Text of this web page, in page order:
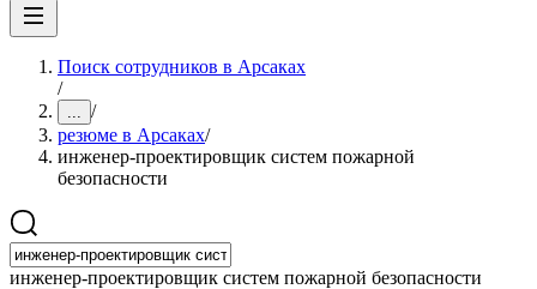
Поиск сотрудников в Арсаках
/
... /
резюме в Арсаках/
инженер-проектировщик систем пожарной
безопасности
инженер-проектировщик систем пожарной безопасности